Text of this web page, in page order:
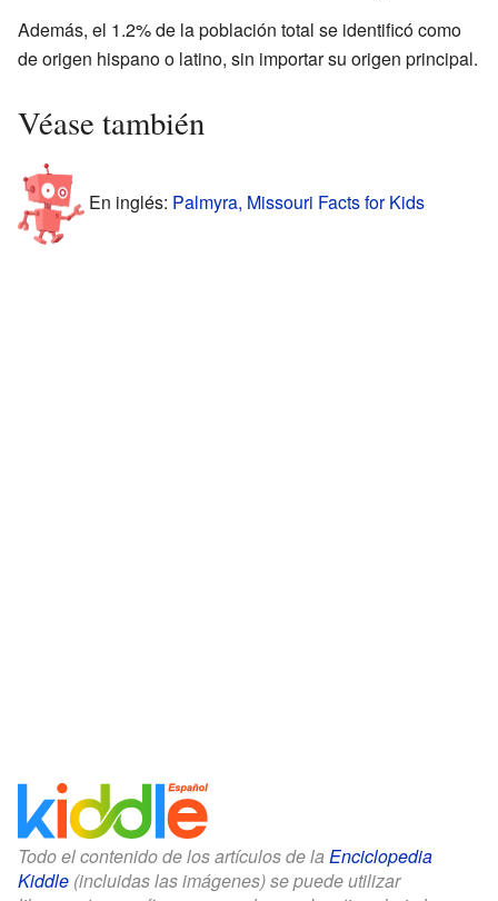
Además, el 1.2% de la población total se identificó como
de origen hispano o latino, sin importar su origen principal.
Véase también
En inglés: Palmyra, Missouri Facts for Kids
Todo el contenido de los artículos de la Enciclopedia
Kiddle (incluidas las imágenes) se puede utilizar